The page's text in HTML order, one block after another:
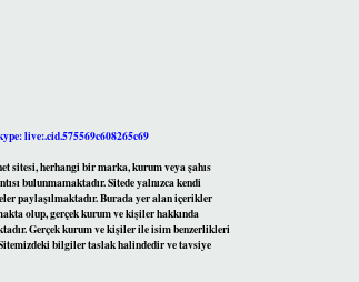
live:.cid.575569c608265c69
sitesi, herhangi bir marka, kurum veya şahıs
bulunmamaktadır. Sitede yalnızca kendi
paylaşılmaktadır. Burada yer alan içerikler
olup, gerçek kurum ve kişiler hakkında
Gerçek kurum ve kişiler ile isim benzerlikleri
bilgiler taslak halindedir ve tavsiye